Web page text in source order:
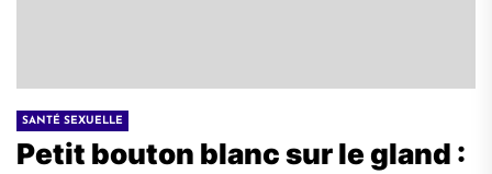
SANTÉ SEXUELLE
Petit bouton blanc sur le gland :